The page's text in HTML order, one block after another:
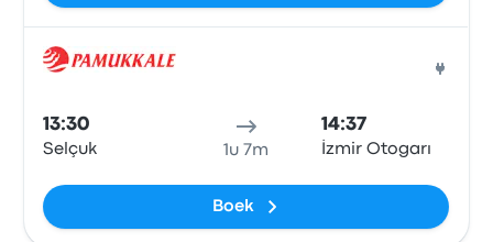
13:30
Selçuk 1u 7m
14:37
İzmir Otogarı
Boek